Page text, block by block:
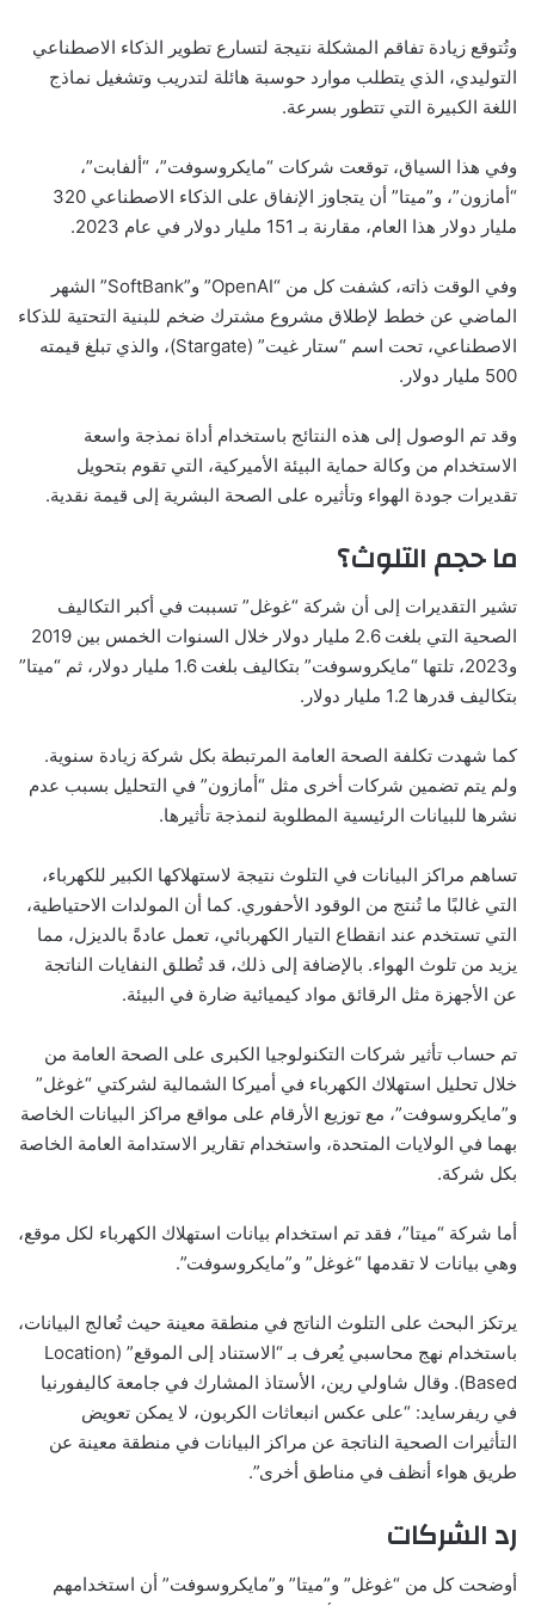
وتُتوقع زيادة تفاقم المشكلة نتيجة لتسارع تطوير الذكاء الاصطناعي
التوليدي، الذي يتطلب موارد حوسبة هائلة لتدريب وتشغيل نماذج
اللغة الكبيرة التي تتطور بسرعة.
وفي هذا السياق، توقعت شركات “مايكروسوفت”، “ألفابت”،
“أمازون”، و”ميتا” أن يتجاوز الإنفاق على الذكاء الاصطناعي 320
مليار دولار هذا العام، مقارنة بـ 151 مليار دولار في عام 2023.
وفي الوقت ذاته، كشفت كل من “OpenAI” و”SoftBank” الشهر
الماضي عن خطط لإطلاق مشروع مشترك ضخم للبنية التحتية للذكاء
الاصطناعي، تحت اسم “ستار غيت” (Stargate)، والذي تبلغ قيمته
500 مليار دولار.
وقد تم الوصول إلى هذه النتائج باستخدام أداة نمذجة واسعة
الاستخدام من وكالة حماية البيئة الأميركية، التي تقوم بتحويل
تقديرات جودة الهواء وتأثيره على الصحة البشرية إلى قيمة نقدية.
ما حجم التلوث؟
تشير التقديرات إلى أن شركة “غوغل” تسببت في أكبر التكاليف
الصحية التي بلغت 2.6 مليار دولار خلال السنوات الخمس بين 2019
و2023، تلتها “مايكروسوفت” بتكاليف بلغت 1.6 مليار دولار، ثم “ميتا”
بتكاليف قدرها 1.2 مليار دولار.
كما شهدت تكلفة الصحة العامة المرتبطة بكل شركة زيادة سنوية.
ولم يتم تضمين شركات أخرى مثل “أمازون” في التحليل بسبب عدم
نشرها للبيانات الرئيسية المطلوبة لنمذجة تأثيرها.
تساهم مراكز البيانات في التلوث نتيجة لاستهلاكها الكبير للكهرباء،
التي غالبًا ما تُنتج من الوقود الأحفوري. كما أن المولدات الاحتياطية،
التي تستخدم عند انقطاع التيار الكهربائي، تعمل عادةً بالديزل، مما
يزيد من تلوث الهواء. بالإضافة إلى ذلك، قد تُطلق النفايات الناتجة
عن الأجهزة مثل الرقائق مواد كيميائية ضارة في البيئة.
تم حساب تأثير شركات التكنولوجيا الكبرى على الصحة العامة من
خلال تحليل استهلاك الكهرباء في أميركا الشمالية لشركتي “غوغل”
و”مايكروسوفت”، مع توزيع الأرقام على مواقع مراكز البيانات الخاصة
بهما في الولايات المتحدة، واستخدام تقارير الاستدامة العامة الخاصة
بكل شركة.
أما شركة “ميتا”، فقد تم استخدام بيانات استهلاك الكهرباء لكل موقع،
وهي بيانات لا تقدمها “غوغل” و”مايكروسوفت”.
يرتكز البحث على التلوث الناتج في منطقة معينة حيث تُعالج البيانات،
باستخدام نهج محاسبي يُعرف بـ “الاستناد إلى الموقع” (Location
Based). وقال شاولي رين، الأستاذ المشارك في جامعة كاليفورنيا
في ريفرسايد: “على عكس انبعاثات الكربون، لا يمكن تعويض
التأثيرات الصحية الناتجة عن مراكز البيانات في منطقة معينة عن
طريق هواء أنظف في مناطق أخرى”.
رد الشركات
أوضحت كل من “غوغل” و”ميتا” و”مايكروسوفت” أن استخدامهم